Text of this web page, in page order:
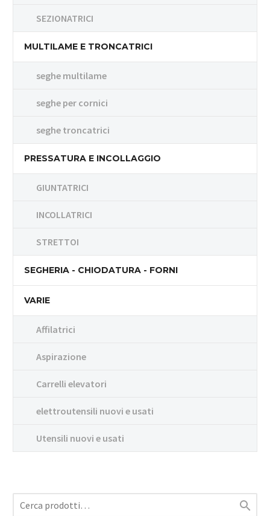
SEZIONATRICI
MULTILAME E TRONCATRICI
seghe multilame
seghe per cornici
seghe troncatrici
PRESSATURA E INCOLLAGGIO
GIUNTATRICI
INCOLLATRICI
STRETTOI
SEGHERIA - CHIODATURA - FORNI
VARIE
Affilatrici
Aspirazione
Carrelli elevatori
elettroutensili nuovi e usati
Utensili nuovi e usati
